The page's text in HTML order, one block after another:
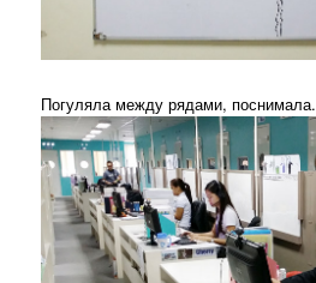
Погуляла между рядами, поснимала.